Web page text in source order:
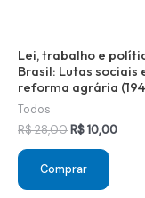
Lei, trabalho e
Brasil: Lutas sociais
reforma agrária
Todos
R$28,00O
original
era:
R$ 28,00.
R$10,00O
Comprar